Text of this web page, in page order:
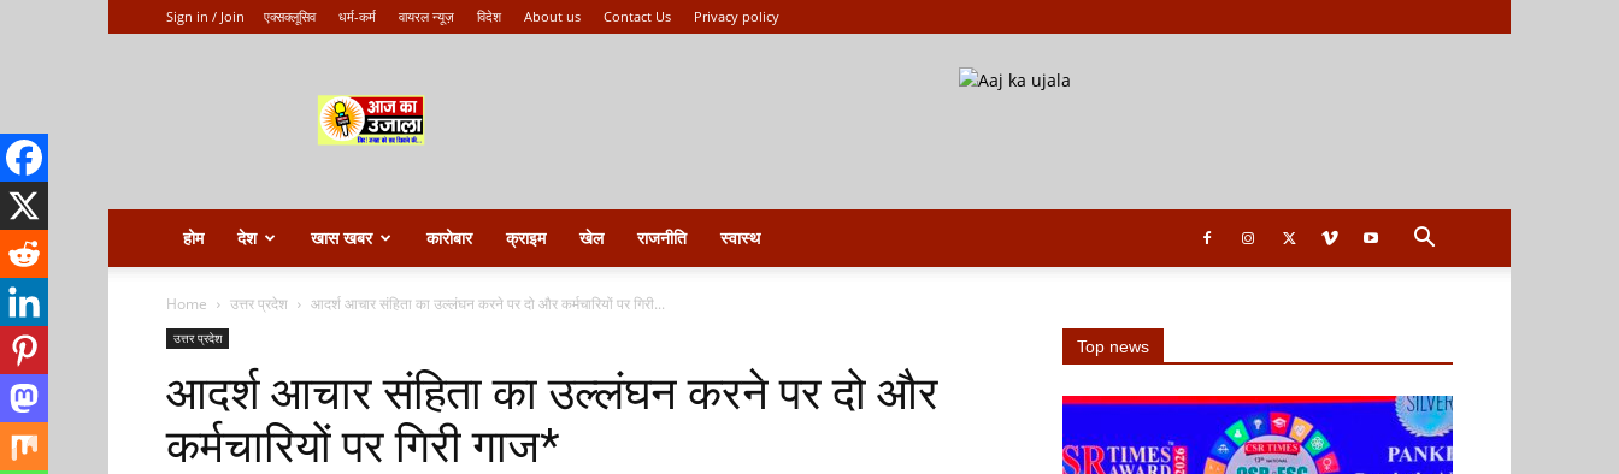
Sign in / Join एक्सक्लूसिव धर्म-कर्म वायरल न्यूज़ विदेश About us Contact Us Privacy policy
ka
ujala
होम देश खास खबर कारोबार क्राइम खेल राजनीति स्वास्थ
Home उत्तर प्रदेश आदर्श आचार संहिता का उल्लंघन करने पर दो और कर्मचारियों पर गिरी...
उत्तर प्रदेश
आदर्श आचार संहिता का उल्लंघन करने पर दो और
कर्मचारियों पर गिरी गाज*
Top news